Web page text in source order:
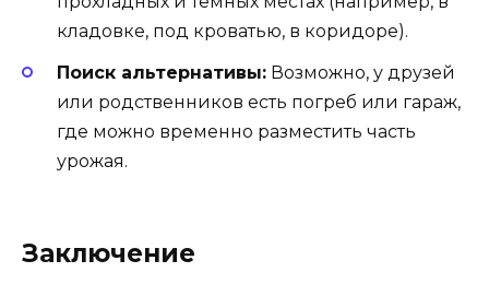
кладовке, под кроватью, в коридоре).
Поиск альтернативы: Возможно, у друзей
или родственников есть погреб или гараж,
где можно временно разместить часть
урожая.
Заключение